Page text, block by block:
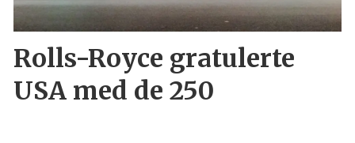
Rolls-Royce gratulerte
USA med de 250